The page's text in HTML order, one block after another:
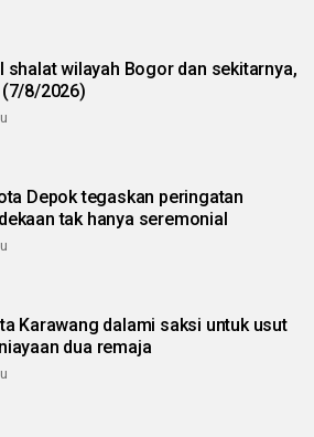
shalat wilayah Bogor dan sekitarnya,
8/2026)
Depok tegaskan peringatan
tak hanya seremonial
Karawang dalami saksi untuk usut
dua remaja